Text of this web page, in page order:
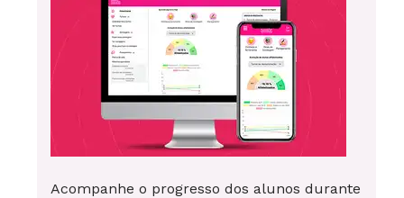
Acompanhe o progresso dos alunos durante